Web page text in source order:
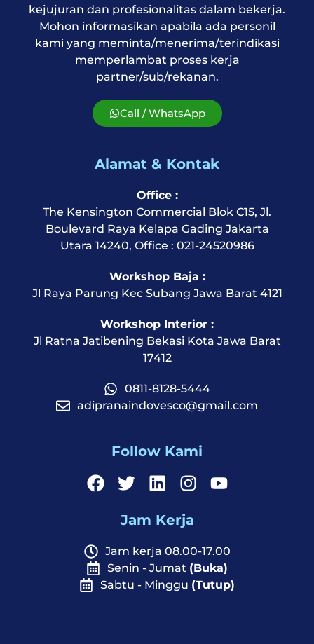
kejujuran dan profesionalitas dalam bekerja.
Mohon informasikan apabila ada personil
kami yang meminta/menerima/terindikasi
memperlambat proses kerja
partner/sub/rekanan.
Call / WhatsApp
Alamat & Kontak
Office :
The Kensington Commercial Blok C15, Jl.
Boulevard Raya Kelapa Gading Jakarta
Utara 14240, Office : 021-24520986
Workshop Baja :
Jl Raya Parung Kec Subang Jawa Barat 4121
Workshop Interior :
Jl Ratna Jatibening Bekasi Kota Jawa Barat
17412
0811-8128-5444
adipranaindovesco@gmail.com
Follow Kami
Jam Kerja
Jam kerja 08.00-17.00
Senin - Jumat (Buka)
Sabtu - Minggu (Tutup)